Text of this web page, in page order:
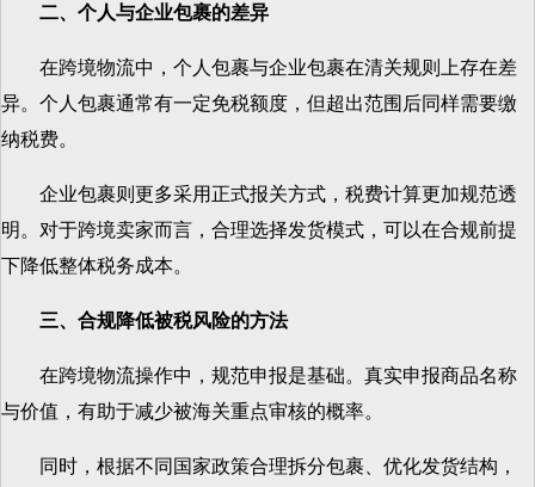
二、个人与企业包裹的差异
在跨境物流中，个人包裹与企业包裹在清关规则上存在差
异。个人包裹通常有一定免税额度，但超出范围后同样需要缴
纳税费。
企业包裹则更多采用正式报关方式，税费计算更加规范透
明。对于跨境卖家而言，合理选择发货模式，可以在合规前提
下降低整体税务成本。
三、合规降低被税风险的方法
在跨境物流操作中，规范申报是基础。真实申报商品名称
与价值，有助于减少被海关重点审核的概率。
同时，根据不同国家政策合理拆分包裹、优化发货结构，